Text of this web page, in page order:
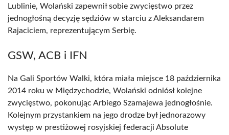
Lublinie, Wolański zapewnił sobie zwycięstwo przez
jednogłośną decyzję sędziów w starciu z Aleksandarem
Rajaciciem, reprezentującym Serbię.
GSW, ACB i IFN
Na Gali Sportów Walki, która miała miejsce 18 października
2014 roku w Międzychodzie, Wolański odniósł kolejne
zwycięstwo, pokonując Arbiego Szamajewa jednogłośnie.
Kolejnym przystankiem na jego drodze był jednorazowy
występ w prestiżowej rosyjskiej federacji Absolute